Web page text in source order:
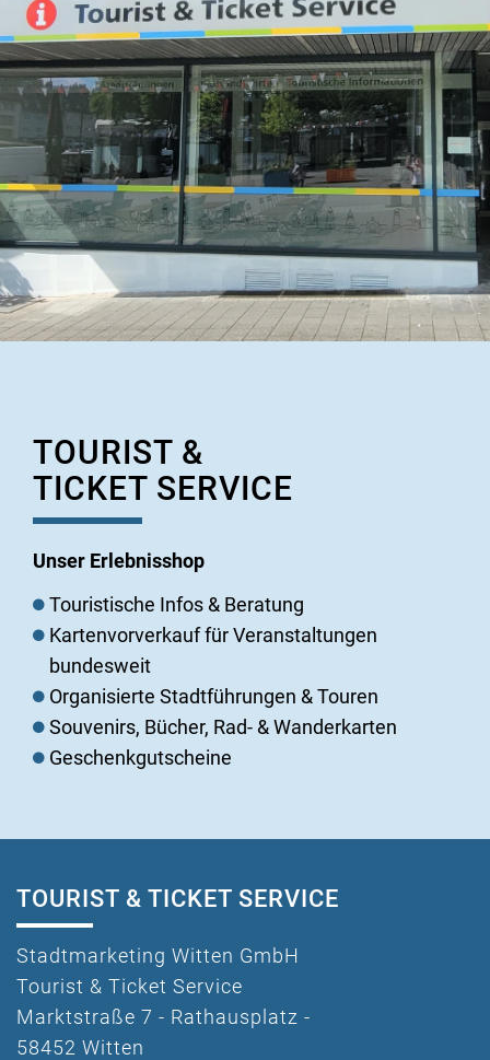
TOURIST &
TICKET SERVICE
Unser Erlebnisshop
Touristische Infos & Beratung
Kartenvorverkauf für Veranstaltungen
bundesweit
Organisierte Stadtführungen & Touren
Souvenirs, Bücher, Rad- & Wanderkarten
Geschenkgutscheine
TOURIST & TICKET SERVICE
Stadtmarketing Witten GmbH
Tourist & Ticket Service
Marktstraße 7 - Rathausplatz -
58452 Witten